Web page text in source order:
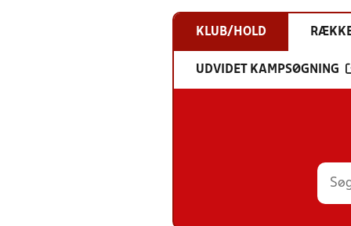
KLUB/HOLD
UDVIDET KAMPSØGNING